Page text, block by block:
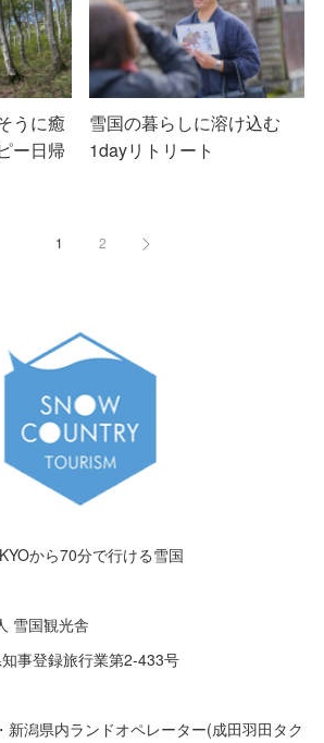
うに癒
ー日帰
雪国の暮らしに溶け込む
1dayリトリート
1 2
から70分で行ける雪国
雪国観光舎
事登録旅行業第2-433号
新潟県内ランドオペレーター(成田羽田タク